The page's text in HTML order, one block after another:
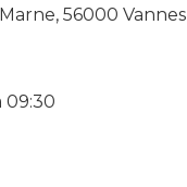
56000 Vannes
09:30